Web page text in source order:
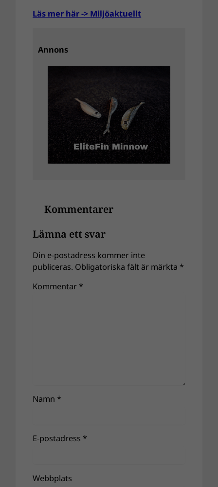
Läs mer här -> Miljöaktuellt
Annons
Kommentarer
Lämna ett svar
Din e-postadress kommer inte
publiceras. Obligatoriska fält är märkta *
Kommentar *
Namn *
E-postadress *
Webbplats